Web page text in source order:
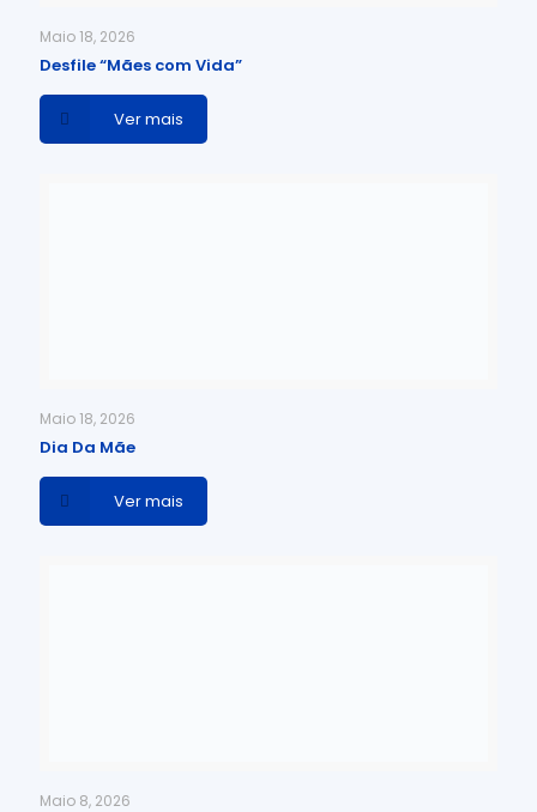
Maio 18, 2026
Desfile “Mães com Vida”
Ver mais
Maio 18, 2026
Dia Da Mãe
Ver mais
Maio 8, 2026